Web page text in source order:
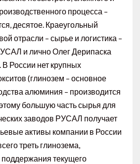
процесса –
десятое. Краеугольный
отрасли – сырье и логистика –
и лично Олег Дерипаска
России нет крупных
(глинозем – основное
алюминия – производится
большую часть сырья для
заводов РУСАЛ получает
активы компании в России
треть глинозема,
текущего